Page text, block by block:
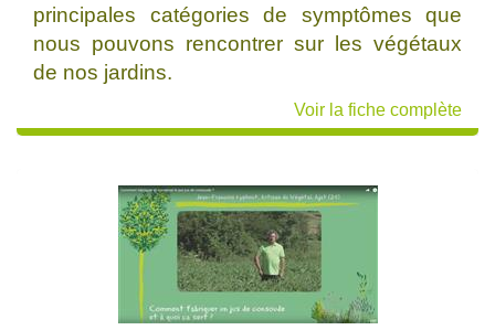
principales catégories de symptômes que
nous pouvons rencontrer sur les végétaux
de nos jardins.
Voir la fiche complète